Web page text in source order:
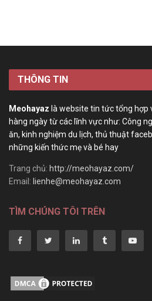
THÔNG TIN
Meohayaz là website tin tức tổng hợp
hàng ngày từ các lĩnh vực như: Công
ăn, kinh nghiệm du lịch, thủ thuật
những kiến thức mẹ và bé hay
Trang chủ: http://meohayaz.com/
Email: lienhe@meohayaz.com
TÌM CHÚNG TÔI TRÊN